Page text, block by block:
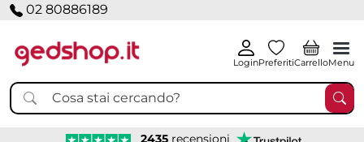
02 80886189
LoginPreferitiCarrelloMenu
2435 recensioni